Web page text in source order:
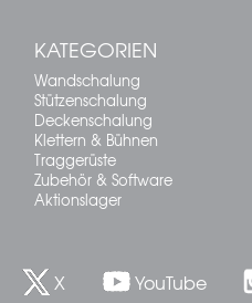
KATEGORIEN
Wandschalung
Stützenschalung
Deckenschalung
Klettern & Bühnen
Traggerüste
Zubehör & Software
Aktionslager
X YouTube